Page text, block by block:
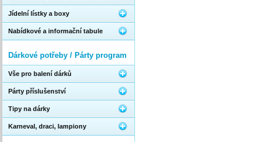
Jídelní lístky a boxy
Nabídkové a informační tabule
Dárkové potřeby / Párty program
Vše pro balení dárků
Párty příslušenství
Tipy na dárky
Karneval, draci, lampiony